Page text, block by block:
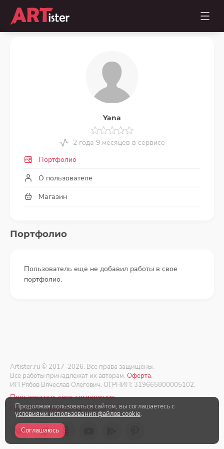
Yana
2 года 9 месяцев в сервисе
Портфолио
О пользователе
Магазин
Портфолио
Пользователь еще не добавил работы в свое
портфолио.
Artister.ru © 2017-2026. Все права защищены.
Все работы принадлежат их авторам. Оферта.
ИП Рябов Вячеслав Олегович. ОГРНИП: 319665800005102.
Пользовательское соглашение
Политика конфиденциальности
Продолжая пользоваться сайтом, вы соглашаетесь с
условиями использования файлов cookie.
Соглашаюсь